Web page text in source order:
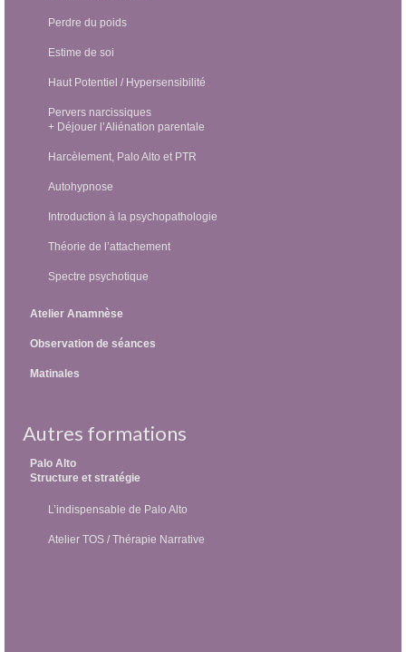
Perdre du poids
Estime de soi
Haut Potentiel / Hypersensibilité
Pervers narcissiques
+ Déjouer l’Aliénation parentale
Harcèlement, Palo Alto et PTR
Autohypnose
Introduction à la psychopathologie
Théorie de l’attachement
Spectre psychotique
Atelier Anamnèse
Observation de séances
Matinales
Autres formations
Palo Alto
Structure et stratégie
L’indispensable de Palo Alto
Atelier TOS / Thérapie Narrative